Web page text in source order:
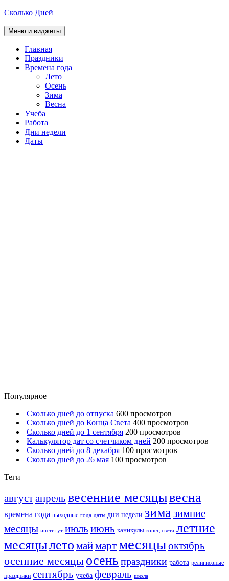
Перейти
содержимому
Сколько Дней
Меню и виджеты
Главная
Праздники
Времена года
Лето
Осень
Зима
Весна
Учеба
Работа
Дни недели
Даты
Популярное
Сколько дней до отпуска 600 просмотров
Сколько дней до Конца Света 400 просмотров
Сколько дней до 1 сентября 200 просмотров
Калькулятор дат со счетчиком дней 200 просмотров
Сколько дней до 8 декабря 100 просмотров
Сколько дней до 26 мая 100 просмотров
Теги
августапрель весенние месяцывесна
времена года выходные года даты дни недели зимазимние
месяцы институт июль июнь каникулы конец света летние
месяцылето маймартмесяцыоктябрь
осенние месяцы осень праздники работа религиозные
праздники сентябрь учеба февраль школа